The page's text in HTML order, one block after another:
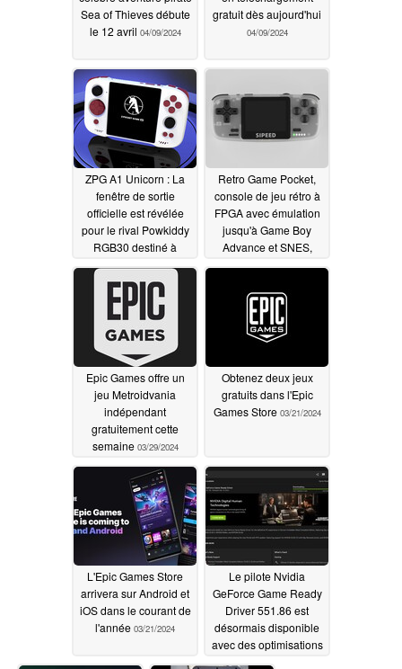
Sea of Thieves débute
le 12 avril 04/09/2024
gratuit dès aujourd'hui
04/09/2024
ZPG A1 Unicorn : La
fenêtre de sortie
officielle est révélée
pour le rival Powkiddy
RGB30 destiné à
PlayStation 2 et du
GameCube
04/05/2024
Retro Game Pocket,
console de jeu rétro à
FPGA avec émulation
jusqu'à Game Boy
Advance et SNES,
04/02/2024
Epic Games offre un
jeu Metroidvania
indépendant
gratuitement cette
semaine 03/29/2024
Obtenez deux jeux
gratuits dans l'Epic
Games Store 03/21/2024
L'Epic Games Store
arrivera sur Android et
iOS dans le courant de
l'année 03/21/2024
Le pilote Nvidia
GeForce Game Ready
Driver 551.86 est
désormais disponible
avec des optimisations